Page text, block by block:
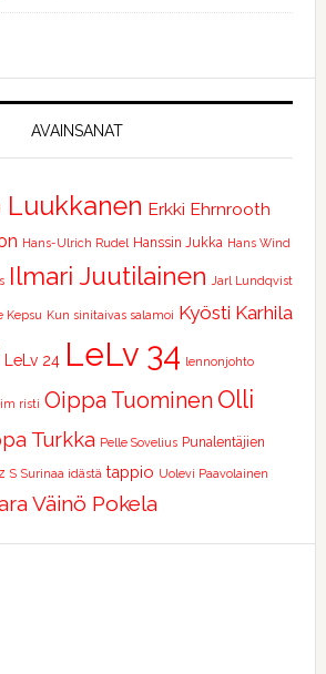
AVAINSANAT
Luukkanen Erkki Ehrnrooth
Hans-Ulrich Rudel Hanssin Jukka Hans Wind
Ilmari Juutilainen Jarl Lundqvist
Kepsu Kun sinitaivas salamoi Kyösti Karhila
LeLv 24 LeLv 34 lennonjohto
risti Oippa Tuominen Olli
Turkka Pelle Sovelius Punalentäjien
S Surinaa idästä tappio Uolevi Paavolainen
Väinö Pokela